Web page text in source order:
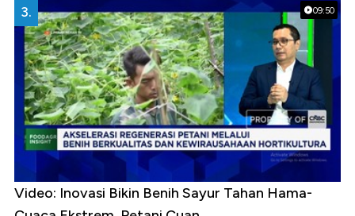
09:50
3.
Video: Inovasi Bikin Benih Sayur Tahan Hama-